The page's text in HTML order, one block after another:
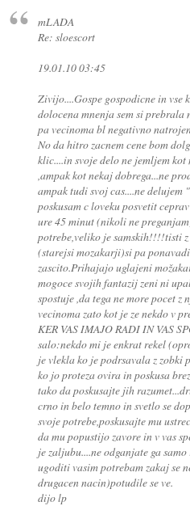
mLADA
Re: sloescort
19.01.10 03:45
Zivijo....Gospe gospodicne in vse
dolocena mnenja sem si
pa vecinoma bl negativno
No da hitro zacnem cene bom
klic....in svoje delo ne jemljem kot
,ampak kot nekaj dobrega...ne
ampak tudi svoj cas....ne delujem
poskusam c loveku posvetit
ure 45 minut (nikoli ne
potrebe,veliko je samskih!!!!tisti
(starejsi mozakarji)si pa
zascito.Prihajajo uglajeni
mogoce svojih fantazij zeni ni
spostuje ,da tega ne more pocet z
vecinoma zato kot je ze nekdo v
KER VAS IMAJO RADI IN VAS
salo:nekdo mi je enkrat rekel
je vlekla ko je podrsavala z zobki
ko jo proteza ovira in poskusa
tako da poskusajte jih
crno in belo temno in svetlo se
svoje potrebe,poskusajte mu
da mu popustijo zavore in v vas
je zaljubu....ne odganjate ga
ugoditi vasim potrebam zakaj se
drugacen nacin)potudile se ve.
dijo lp